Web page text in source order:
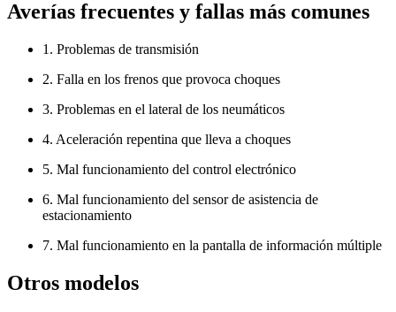
Averías frecuentes y fallas más comunes
1. Problemas de transmisión
2. Falla en los frenos que provoca choques
3. Problemas en el lateral de los neumáticos
4. Aceleración repentina que lleva a choques
5. Mal funcionamiento del control electrónico
6. Mal funcionamiento del sensor de asistencia de
estacionamiento
7. Mal funcionamiento en la pantalla de información múltiple
Otros modelos